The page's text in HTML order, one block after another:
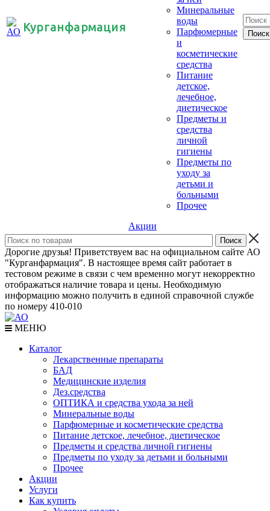
Курганфармация
Минеральные
воды
Парфюмерные
и
косметические
средства
Питание
детское,
лечебное,
диетическое
Предметы и
средства
личной
гигиены
Предметы по
уходу за
детьми и
больными
Прочее
Акции
Дорогие друзья! Приветствуем вас на официальном сайте АО
"Курганфармация". В настоящее время сайт работает в
тестовом режиме в связи с чем временно могут некорректно
отображаться наличие товара и цены. Необходимую
информацию можно получить в единой справочной службе
по номеру 410-010
МЕНЮ
Каталог
Лекарственные препараты
БАД
Медицинские изделия
Дез.средства
ОПТИКА и средства ухода за ней
Минеральные воды
Парфюмерные и косметические средства
Питание детское, лечебное, диетическое
Предметы и средства личной гигиены
Предметы по уходу за детьми и больными
Прочее
Акции
Услуги
Как купить